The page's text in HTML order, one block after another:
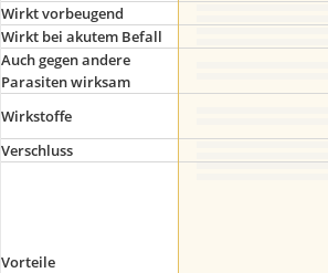
Wirkt vorbeugend
Wirkt bei akutem Befall
Auch gegen andere
Parasiten wirksam
Wirkstoffe
Verschluss
Vorteile